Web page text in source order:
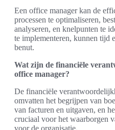
Een office manager kan de
processen te optimaliseren,
analyseren, en knelpunten te
te implementeren, kunnen tijd
benut.
Wat zijn de financiële
office manager?
De financiële
omvatten het begrijpen van
van facturen en uitgaven, en
cruciaal voor het waarborgen
voor de organisatie.